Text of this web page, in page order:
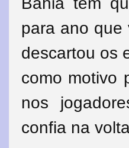
para ano que
descartou os
como motivo
nos
confia na